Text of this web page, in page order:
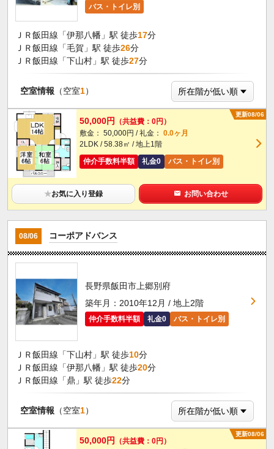
バス・トイレ別
ＪＲ飯田線「伊那八幡」駅 徒歩17分
ＪＲ飯田線「毛賀」駅 徒歩26分
ＪＲ飯田線「下山村」駅 徒歩27分
空室情報 （空室1）
更新08/06
50,000円
（共益費：0円）
敷金： 50,000円 / 礼金： 0.0ヶ月
2LDK / 58.38㎡ / 地上1階
仲介手数料半額
礼金0 バス・トイレ別
★お気に入り登録 お問い合わせ
08/06 コーポアドバンス
長野県飯田市上郷別府
築年月：2010年12月 / 地上2階
仲介手数料半額 礼金0 バス・トイレ別
ＪＲ飯田線「下山村」駅 徒歩10分
ＪＲ飯田線「伊那八幡」駅 徒歩20分
ＪＲ飯田線「鼎」駅 徒歩22分
空室情報 （空室1）
更新08/06
50,000円
（共益費：0円）